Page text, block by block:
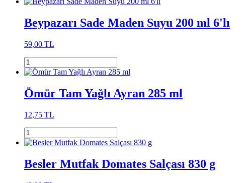
Beypazarı Sade Maden Suyu 200 ml 6'lı
59,00 TL
Ömür Tam Yağlı Ayran 285 ml
12,75 TL
Besler Mutfak Domates Salçası 830 g